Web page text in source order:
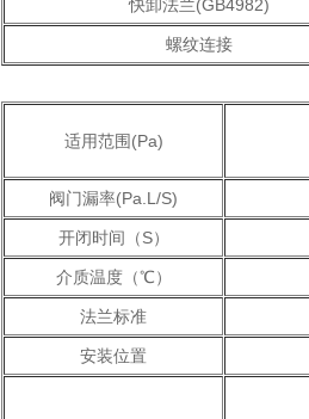
快卸法兰(GB4982)
螺纹连接
适用范围(Pa)
阀门漏率(Pa.L/S)
开闭时间（S）
介质温度（℃）
法兰标准
安装位置